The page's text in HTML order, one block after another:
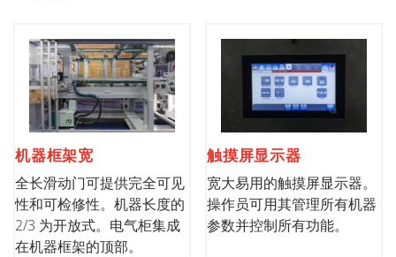
机器框架宽
全长滑动门可提供完全可见
性和可检修性。机器长度的
2/3 为开放式。电气柜集成
在机器框架的顶部。
触摸屏显示器
宽大易用的触摸屏显示器。
操作员可用其管理所有机器
参数并控制所有功能。